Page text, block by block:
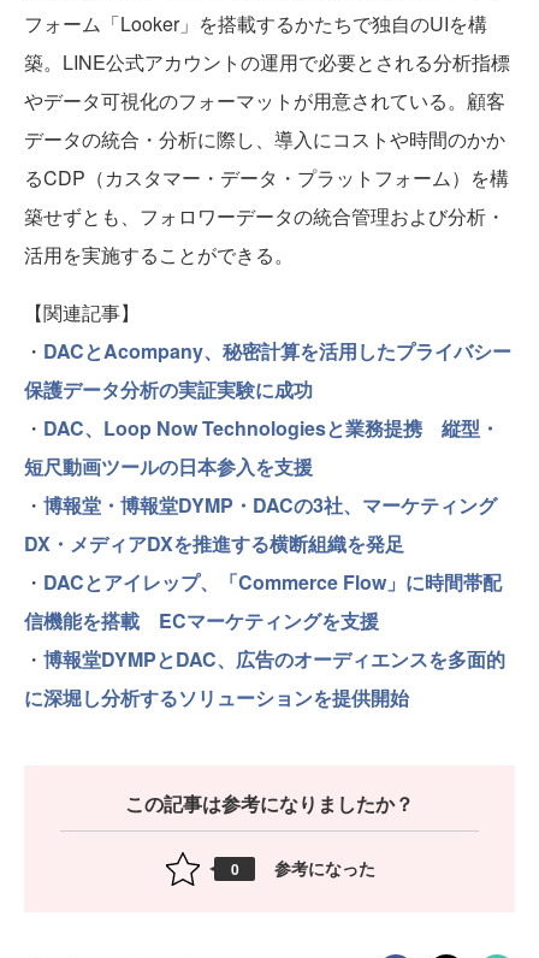
フォーム「Looker」を搭載するかたちで独自のUIを構
築。LINE公式アカウントの運用で必要とされる分析指標
やデータ可視化のフォーマットが用意されている。顧客
データの統合・分析に際し、導入にコストや時間のかか
るCDP（カスタマー・データ・プラットフォーム）を構
築せずとも、フォロワーデータの統合管理および分析・
活用を実施することができる。
【関連記事】
・ DACとAcompany、秘密計算を活⽤したプライバシー
保護データ分析の実証実験に成功
・ DAC、Loop Now Technologiesと業務提携 縦型・
短尺動画ツールの日本参入を支援
・ 博報堂・博報堂DYMP・DACの3社、マーケティング
DX・メディアDXを推進する横断組織を発足
・ DACとアイレップ、「Commerce Flow」に時間帯配
信機能を搭載 ECマーケティングを支援
・ 博報堂DYMPとDAC、広告のオーディエンスを多面的
に深堀し分析するソリューションを提供開始
この記事は参考になりましたか？
0 参考になった